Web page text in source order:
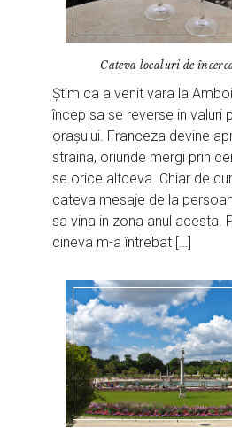
Cateva localuri de
Știm ca a venit vara la
încep sa se reverse in valuri
orașului. Franceza devine
straina, oriunde mergi prin
se orice altceva. Chiar de
cateva mesaje de la
sa vina in zona anul acesta.
cineva m-a întrebat […]